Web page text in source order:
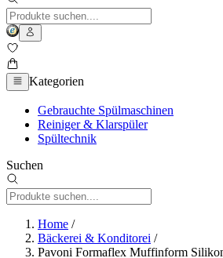
Kategorien
Gebrauchte Spülmaschinen
Reiniger & Klarspüler
Spültechnik
Suchen
Home /
Bäckerei & Konditorei /
Pavoni Formaflex Muffinform